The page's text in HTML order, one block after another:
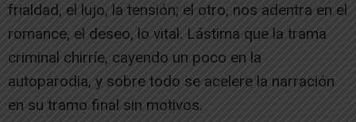
frialdad, el lujo, la tensión; el otro, nos adentra en el
romance, el deseo, lo vital. Lástima que la trama
criminal chirríe, cayendo un poco en la
autoparodia, y sobre todo se acelere la narración
en su tramo final sin motivos.